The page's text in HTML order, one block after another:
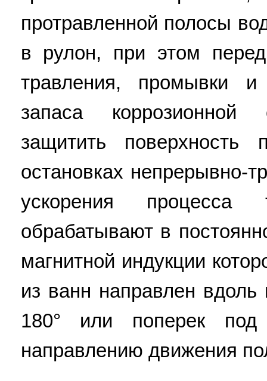
протравленной полосы
в рулон, при этом
травления, промывки
запаса коррозионной
защитить
остановках непрерывно-
ускорения
обрабатывают в
магнитной индукции
из ванн направлен
180° или поперек
направлению движения